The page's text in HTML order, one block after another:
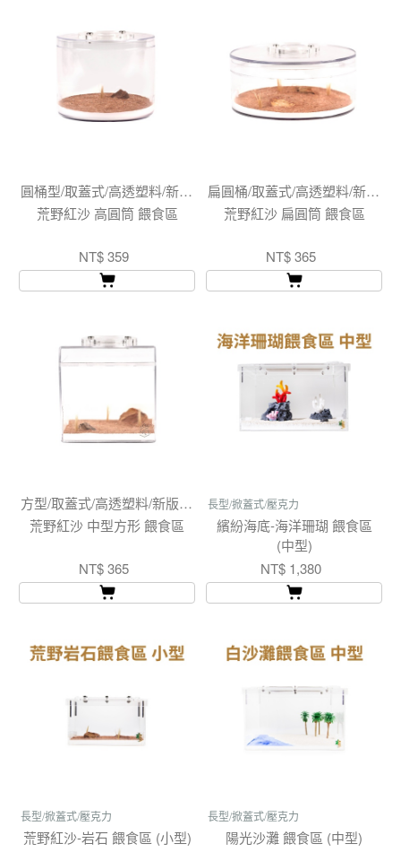
圓桶型/取蓋式/高透塑料/新版圓蓋
荒野紅沙 高圓筒 餵食區
NT$ 359
扁圓桶/取蓋式/高透塑料/新版圓蓋
荒野紅沙 扁圓筒 餵食區
NT$ 365
方型/取蓋式/高透塑料/新版圓蓋
荒野紅沙 中型方形 餵食區
NT$ 365
長型/掀蓋式/壓克力
繽紛海底-海洋珊瑚 餵食區
(中型)
NT$ 1,380
長型/掀蓋式/壓克力
荒野紅沙-岩石 餵食區 (小型)
長型/掀蓋式/壓克力
陽光沙灘 餵食區 (中型)